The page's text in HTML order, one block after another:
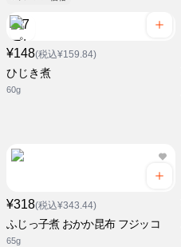
¥148(税込¥159.84)
ひじき煮
60g
¥318(税込¥343.44)
ふじっ子煮 おかか昆布 フジッコ
65g